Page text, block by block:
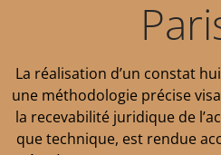
La réalisation d’un constat
une méthodologie précise
la recevabilité juridique de
que technique, est rendue